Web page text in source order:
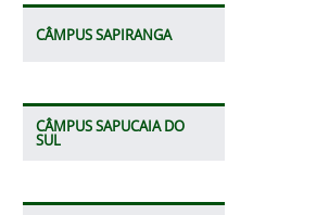
CÂMPUS SAPIRANGA
CÂMPUS SAPUCAIA DO
SUL